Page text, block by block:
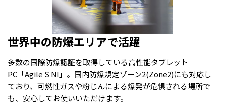
世界中の防爆エリアで活躍
多数の国際防爆認証を取得している高性能タブレット
PC「Agile S NI」。国内防爆規定ゾーン2(Zone2)にも対応し
ており、可燃性ガスや粉じんによる爆発が危惧される場所で
も、安心してお使いいただけます。